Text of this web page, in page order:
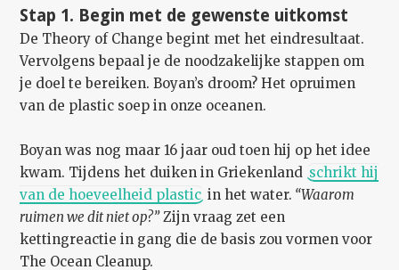
Stap 1. Begin met de gewenste uitkomst
De Theory of Change begint met het eindresultaat.
Vervolgens bepaal je de noodzakelijke stappen om
je doel te bereiken. Boyan’s droom? Het opruimen
van de plastic soep in onze oceanen.
Boyan was nog maar 16 jaar oud toen hij op het idee
kwam. Tijdens het duiken in Griekenland schrikt hij
van de hoeveelheid plastic in het water. “Waarom
ruimen we dit niet op?”Zijn vraag zet een
kettingreactie in gang die de basis zou vormen voor
The Ocean Cleanup.